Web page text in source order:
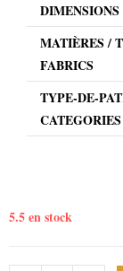
DIMENSIONS
MATIÈRES /
FABRICS
TYPE-DE-
CATEGORIES
5.5 en stock